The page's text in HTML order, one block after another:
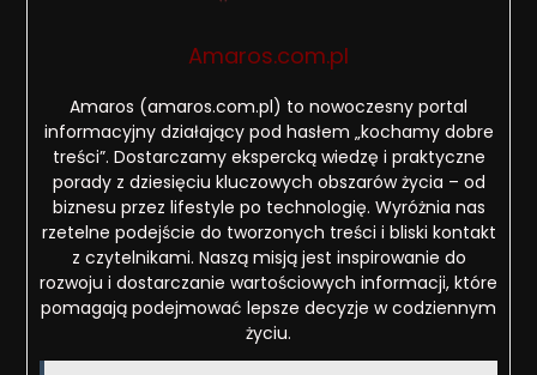
Amaros.com.pl
Amaros (amaros.com.pl) to nowoczesny portal
informacyjny działający pod hasłem „kochamy dobre
treści”. Dostarczamy ekspercką wiedzę i praktyczne
porady z dziesięciu kluczowych obszarów życia – od
biznesu przez lifestyle po technologię. Wyróżnia nas
rzetelne podejście do tworzonych treści i bliski kontakt
z czytelnikami. Naszą misją jest inspirowanie do
rozwoju i dostarczanie wartościowych informacji, które
pomagają podejmować lepsze decyzje w codziennym
życiu.